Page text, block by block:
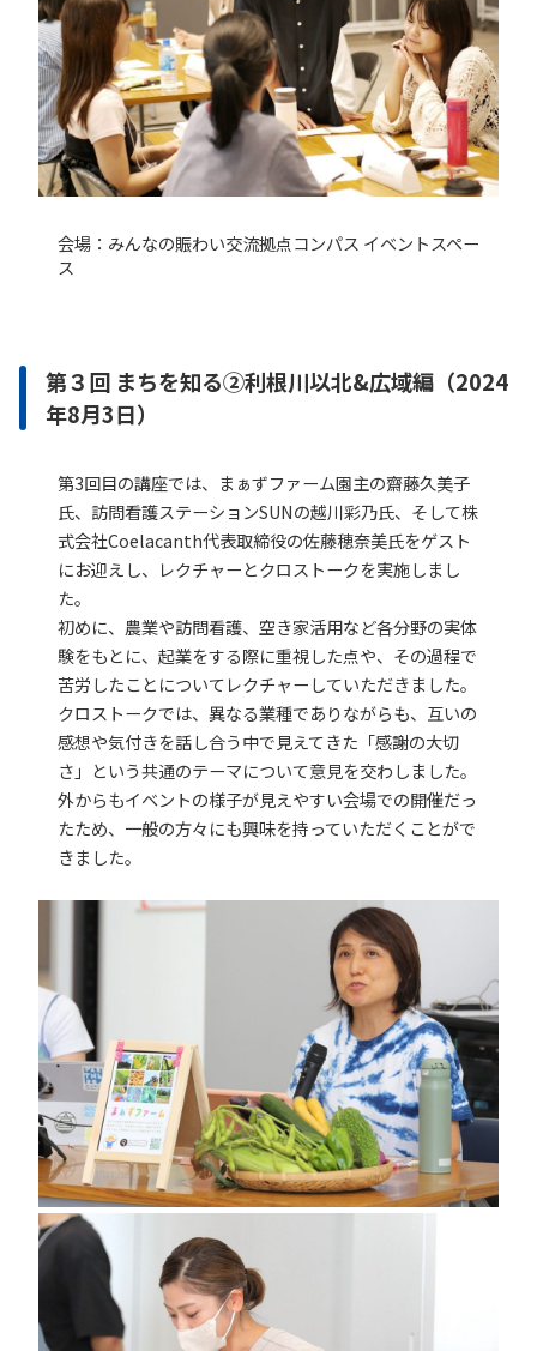
会場：みんなの賑わい交流拠点コンパス イベントスペー
ス
第３回 まちを知る②利根川以北&広域編（2024
年8月3日）
第3回目の講座では、まぁずファーム園主の齋藤久美子
氏、訪問看護ステーションSUNの越川彩乃氏、そして株
式会社Coelacanth代表取締役の佐藤穂奈美氏をゲスト
にお迎えし、レクチャーとクロストークを実施しまし
た。
初めに、農業や訪問看護、空き家活用など各分野の実体
験をもとに、起業をする際に重視した点や、その過程で
苦労したことについてレクチャーしていただきました。
クロストークでは、異なる業種でありながらも、互いの
感想や気付きを話し合う中で見えてきた「感謝の大切
さ」という共通のテーマについて意見を交わしました。
外からもイベントの様子が見えやすい会場での開催だっ
たため、一般の方々にも興味を持っていただくことがで
きました。